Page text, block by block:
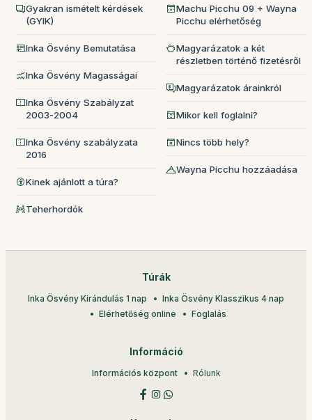
Gyakran ismételt kérdések
(GYIK)
Inka Ösvény Bemutatása
Inka Ösvény Magasságai
Inka Ösvény Szabályzat
2003-2004
Inka Ösvény szabályzata
2016
Kinek ajánlott a túra?
Teherhordók
Machu Picchu 09 + Wayna
Picchu elérhetőség
Magyarázatok a két
részletben történő fizetésről
Magyarázatok árainkról
Mikor kell foglalni?
Nincs több hely?
Wayna Picchu hozzáadása
Túrák
Inka Ösvény Kirándulás 1 nap
Inka Ösvény Klasszikus 4 nap
Elérhetőség online
Foglalás
Információ
Információs központ Rólunk